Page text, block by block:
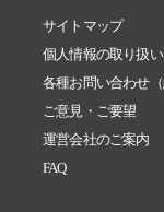
サイトマップ
個人情報の取り扱
各種お問い合わせ（
ご意見・ご要望
運営会社のご案内
FAQ